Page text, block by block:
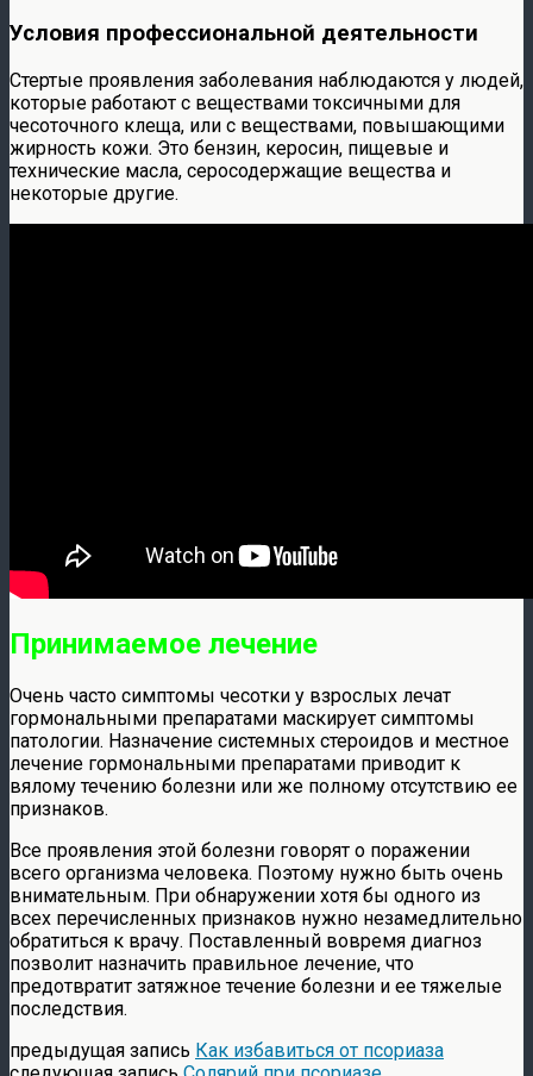
Условия профессиональной деятельности
Стертые проявления заболевания наблюдаются у людей,
которые работают с веществами токсичными для
чесоточного клеща, или с веществами, повышающими
жирность кожи. Это бензин, керосин, пищевые и
технические масла, серосодержащие вещества и
некоторые другие.
Принимаемое лечение
Очень часто симптомы чесотки у взрослых лечат
гормональными препаратами маскирует симптомы
патологии. Назначение системных стероидов и местное
лечение гормональными препаратами приводит к
вялому течению болезни или же полному отсутствию ее
признаков.
Все проявления этой болезни говорят о поражении
всего организма человека. Поэтому нужно быть очень
внимательным. При обнаружении хотя бы одного из
всех перечисленных признаков нужно незамедлительно
обратиться к врачу. Поставленный вовремя диагноз
позволит назначить правильное лечение, что
предотвратит затяжное течение болезни и ее тяжелые
последствия.
предыдущая запись Как избавиться от псориаза